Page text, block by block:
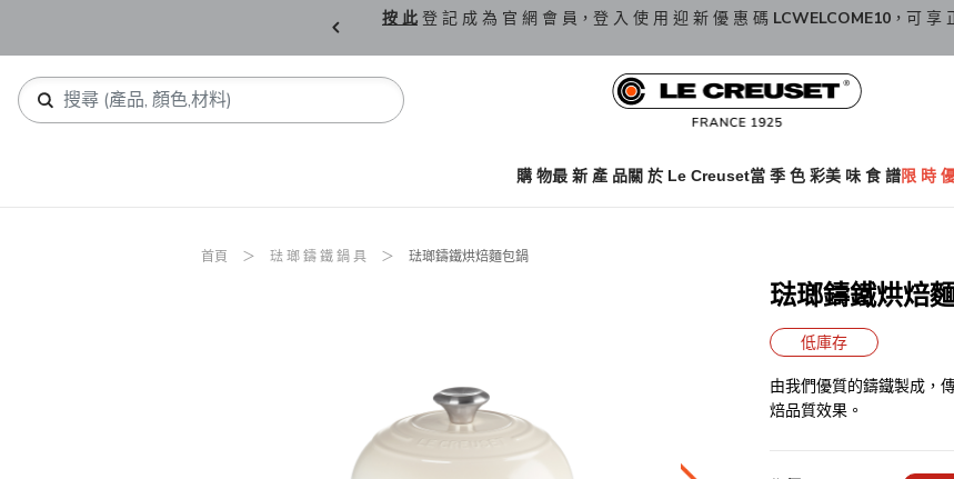
按 此 登 記 成 為 官 網 會 員，登 入 使 用 迎 新 優 惠 碼 LCWELCOME10 ，可 享
購 物最 新 產 品關 於 Le Creuset當 季 色 彩美 味 食 譜限 時
首頁 琺 瑯 鑄 鐵 鍋 具 琺瑯鑄鐵烘焙麵包鍋
琺瑯鑄鐵烘焙
低庫存
由我們優質的鑄鐵製成，
焙品質效果。